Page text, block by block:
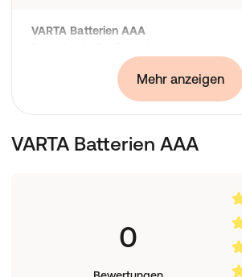
VARTA Batterien AAA
Mehr anzeigen
VARTA Batterien AAA
0